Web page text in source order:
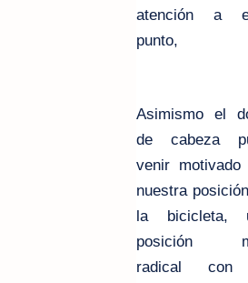
atención a
punto,
Asimismo el
de cabeza
venir motivado
nuestra
la bicicleta,
posición
radical con